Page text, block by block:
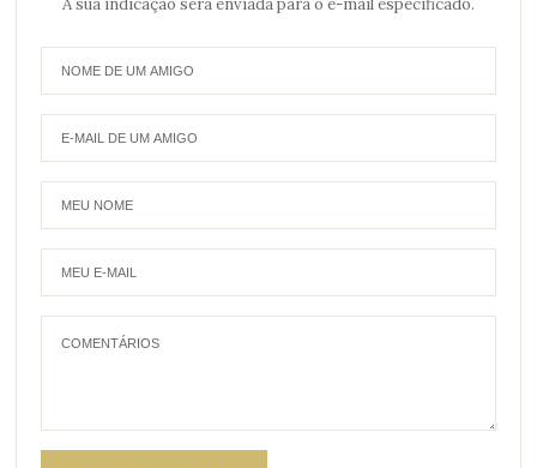
A sua indicação será enviada para o e-mail especificado.